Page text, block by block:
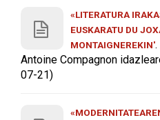
«LITERATURA
EUSKARATU DU
MONTAIGNEREKIN'
Antoine Compagnon
07-21)